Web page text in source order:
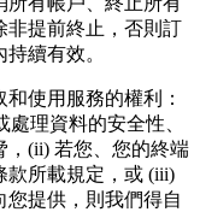
非提前終止，否則訂
續有效。
使用服務的權利：
理資料的安全性、
，(ii) 若您、您的終端
款所載規定，或 (iii)
您提供，則我們得自